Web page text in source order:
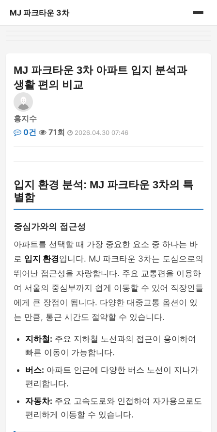
MJ 파크타운 3차
MJ 파크타운 3차 아파트 입지 분석과
생활 편의 비교
홍지수
0건
71회 2026.04.30 07:46
입지 환경 분석: MJ 파크타운 3차의 특
별함
중심가와의 접근성
아파트를 선택할 때 가장 중요한 요소 중 하나는 바
로 입지 환경입니다. MJ 파크타운 3차는 도심으로의
뛰어난 접근성을 자랑합니다. 주요 교통편을 이용하
여 서울의 중심부까지 쉽게 이동할 수 있어 직장인들
에게 큰 장점이 됩니다. 다양한 대중교통 옵션이 있
는 만큼, 통근 시간도 절약할 수 있습니다.
지하철: 주요 지하철 노선과의 접근이 용이하여
빠른 이동이 가능합니다.
버스: 아파트 인근에 다양한 버스 노선이 지나가
편리합니다.
자동차: 주요 고속도로와 인접하여 자가용으로도
편리하게 이동할 수 있습니다.